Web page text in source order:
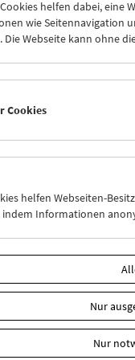
und sind um
wie etwa
des
im Sammelaufruf
Filmen selbst
helfen dabei, eine
wie Seitennavigation
Die Webseite kann ohne
Cookies
helfen Webseiten-
indem Informationen
Nur
Nur